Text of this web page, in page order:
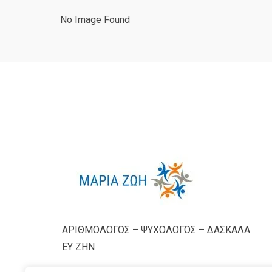
No Image Found
ΑΡΙΘΜΟΛΟΓΟΣ – ΨΥΧΟΛΟΓΟΣ – ΔΑΣΚΑΛΑ
ΕΥ ΖΗΝ